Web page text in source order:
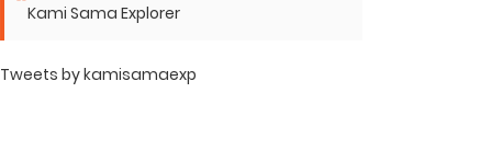
Kami Sama Explorer
Tweets by kamisamaexp